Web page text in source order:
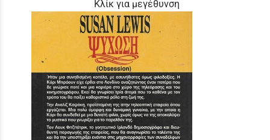
Κλίκ για μεγέθυνση